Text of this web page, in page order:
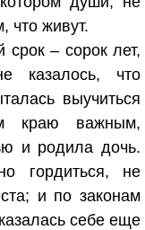
что живут.
– сорок лет,
казалось, что
выучиться
краю важным,
и родила дочь.
гордиться, не
и по законам
себе еще